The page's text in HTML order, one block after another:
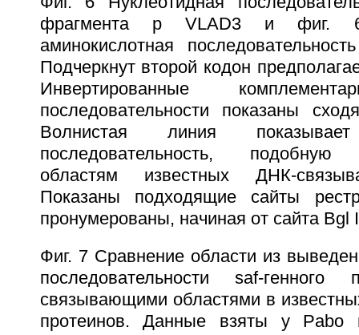
фрагмента p VLAD3 и фиг.
аминокислотная
Подчеркнут второй кодон
Инвертированные
последовательности показаны
Волнистая линия показывает
последовательность,
областям известных ДНК-
Показаны подходящие сайты
пронумерованы, начиная от сайта Bgl
Фиг. 7 Сравнение области из
последовательности saf-
связывающими областями в
протеинов. Данные взяты у Pabo